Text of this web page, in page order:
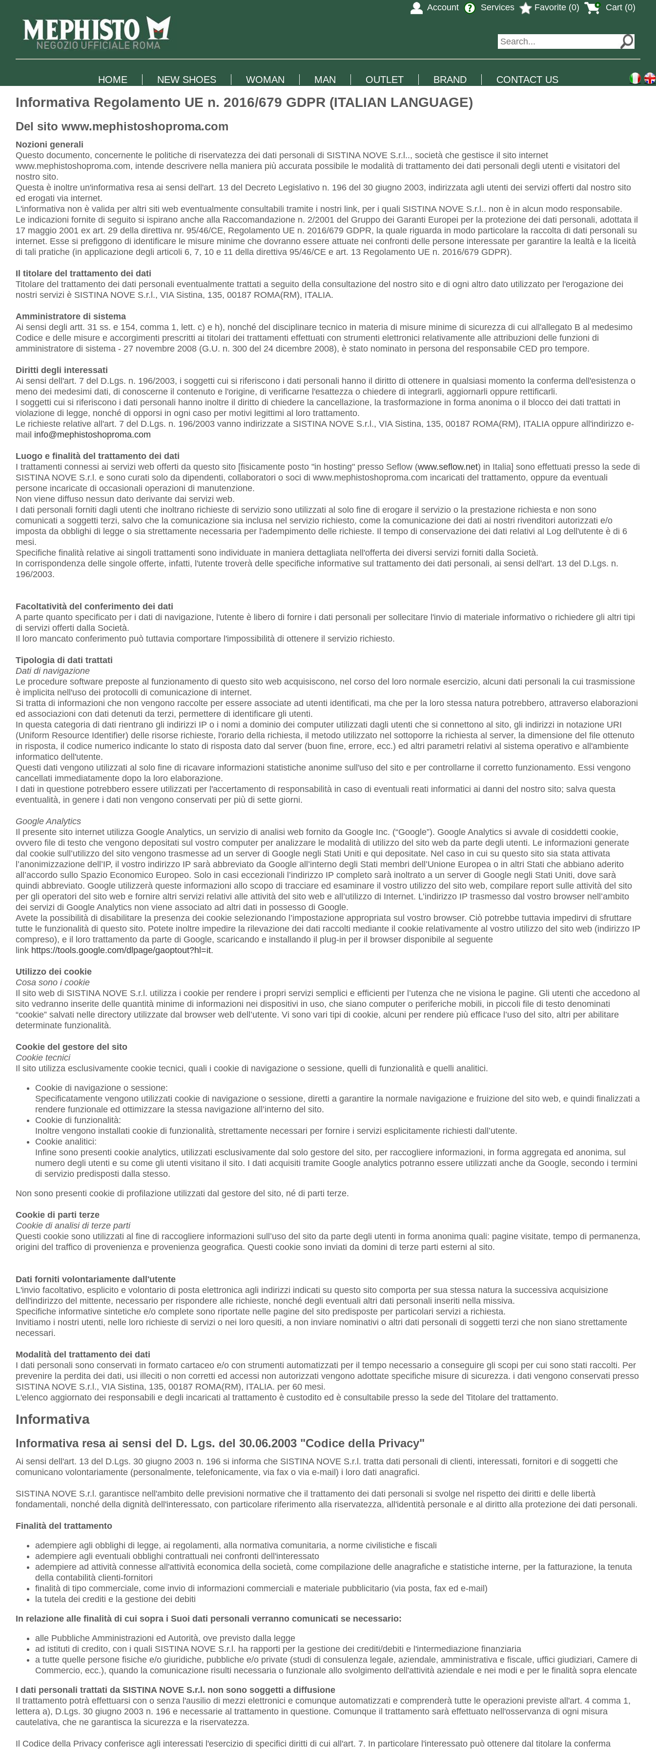
Cart (0)
Favorite (0)
Services
Account
HOME NEW SHOES WOMAN MAN OUTLET BRAND CONTACT US
Informativa Regolamento UE n. 2016/679 GDPR (ITALIAN LANGUAGE)
Del sito www.mephistoshoproma.com
Nozioni generali
Questo documento, concernente le politiche di riservatezza dei dati personali di SISTINA NOVE S.r.l.., società che gestisce il sito internet
www.mephistoshoproma.com, intende descrivere nella maniera più accurata possibile le modalità di trattamento dei dati personali degli utenti e visitatori del
nostro sito.
Questa è inoltre un'informativa resa ai sensi dell'art. 13 del Decreto Legislativo n. 196 del 30 giugno 2003, indirizzata agli utenti dei servizi offerti dal nostro sito
ed erogati via internet.
L'informativa non è valida per altri siti web eventualmente consultabili tramite i nostri link, per i quali SISTINA NOVE S.r.l.. non è in alcun modo responsabile.
Le indicazioni fornite di seguito si ispirano anche alla Raccomandazione n. 2/2001 del Gruppo dei Garanti Europei per la protezione dei dati personali, adottata il
17 maggio 2001 ex art. 29 della direttiva nr. 95/46/CE, Regolamento UE n. 2016/679 GDPR, la quale riguarda in modo particolare la raccolta di dati personali su
internet. Esse si prefiggono di identificare le misure minime che dovranno essere attuate nei confronti delle persone interessate per garantire la lealtà e la liceità
di tali pratiche (in applicazione degli articoli 6, 7, 10 e 11 della direttiva 95/46/CE e art. 13 Regolamento UE n. 2016/679 GDPR).
Il titolare del trattamento dei dati
Titolare del trattamento dei dati personali eventualmente trattati a seguito della consultazione del nostro sito e di ogni altro dato utilizzato per l'erogazione dei
nostri servizi è SISTINA NOVE S.r.l., VIA Sistina, 135, 00187 ROMA(RM), ITALIA.
Amministratore di sistema
Ai sensi degli artt. 31 ss. e 154, comma 1, lett. c) e h), nonché del disciplinare tecnico in materia di misure minime di sicurezza di cui all'allegato B al medesimo
Codice e delle misure e accorgimenti prescritti ai titolari dei trattamenti effettuati con strumenti elettronici relativamente alle attribuzioni delle funzioni di
amministratore di sistema - 27 novembre 2008 (G.U. n. 300 del 24 dicembre 2008), è stato nominato in persona del responsabile CED pro tempore.
Diritti degli interessati
Ai sensi dell'art. 7 del D.Lgs. n. 196/2003, i soggetti cui si riferiscono i dati personali hanno il diritto di ottenere in qualsiasi momento la conferma dell'esistenza o
meno dei medesimi dati, di conoscerne il contenuto e l'origine, di verificarne l'esattezza o chiedere di integrarli, aggiornarli oppure rettificarli.
I soggetti cui si riferiscono i dati personali hanno inoltre il diritto di chiedere la cancellazione, la trasformazione in forma anonima o il blocco dei dati trattati in
violazione di legge, nonché di opporsi in ogni caso per motivi legittimi al loro trattamento.
Le richieste relative all'art. 7 del D.Lgs. n. 196/2003 vanno indirizzate a SISTINA NOVE S.r.l., VIA Sistina, 135, 00187 ROMA(RM), ITALIA oppure all'indirizzo e-
mail info@mephistoshoproma.com
Luogo e finalità del trattamento dei dati
I trattamenti connessi ai servizi web offerti da questo sito [fisicamente posto "in hosting" presso Seflow (www.seflow.net) in Italia] sono effettuati presso la sede di
SISTINA NOVE S.r.l. e sono curati solo da dipendenti, collaboratori o soci di www.mephistoshoproma.com incaricati del trattamento, oppure da eventuali
persone incaricate di occasionali operazioni di manutenzione.
Non viene diffuso nessun dato derivante dai servizi web.
I dati personali forniti dagli utenti che inoltrano richieste di servizio sono utilizzati al solo fine di erogare il servizio o la prestazione richiesta e non sono
comunicati a soggetti terzi, salvo che la comunicazione sia inclusa nel servizio richiesto, come la comunicazione dei dati ai nostri rivenditori autorizzati e/o
imposta da obblighi di legge o sia strettamente necessaria per l'adempimento delle richieste. Il tempo di conservazione dei dati relativi al Log dell'utente è di 6
mesi.
Specifiche finalità relative ai singoli trattamenti sono individuate in maniera dettagliata nell'offerta dei diversi servizi forniti dalla Società.
In corrispondenza delle singole offerte, infatti, l'utente troverà delle specifiche informative sul trattamento dei dati personali, ai sensi dell'art. 13 del D.Lgs. n.
196/2003.
Facoltatività del conferimento dei dati
A parte quanto specificato per i dati di navigazione, l'utente è libero di fornire i dati personali per sollecitare l'invio di materiale informativo o richiedere gli altri tipi
di servizi offerti dalla Società.
Il loro mancato conferimento può tuttavia comportare l'impossibilità di ottenere il servizio richiesto.
Tipologia di dati trattati
Dati di navigazione
Le procedure software preposte al funzionamento di questo sito web acquisiscono, nel corso del loro normale esercizio, alcuni dati personali la cui trasmissione
è implicita nell'uso dei protocolli di comunicazione di internet.
Si tratta di informazioni che non vengono raccolte per essere associate ad utenti identificati, ma che per la loro stessa natura potrebbero, attraverso elaborazioni
ed associazioni con dati detenuti da terzi, permettere di identificare gli utenti.
In questa categoria di dati rientrano gli indirizzi IP o i nomi a dominio dei computer utilizzati dagli utenti che si connettono al sito, gli indirizzi in notazione URI
(Uniform Resource Identifier) delle risorse richieste, l'orario della richiesta, il metodo utilizzato nel sottoporre la richiesta al server, la dimensione del file ottenuto
in risposta, il codice numerico indicante lo stato di risposta dato dal server (buon fine, errore, ecc.) ed altri parametri relativi al sistema operativo e all'ambiente
informatico dell'utente.
Questi dati vengono utilizzati al solo fine di ricavare informazioni statistiche anonime sull'uso del sito e per controllarne il corretto funzionamento. Essi vengono
cancellati immediatamente dopo la loro elaborazione.
I dati in questione potrebbero essere utilizzati per l'accertamento di responsabilità in caso di eventuali reati informatici ai danni del nostro sito; salva questa
eventualità, in genere i dati non vengono conservati per più di sette giorni.
Google Analytics
Il presente sito internet utilizza Google Analytics, un servizio di analisi web fornito da Google Inc. (“Google”). Google Analytics si avvale di cosiddetti cookie,
ovvero file di testo che vengono depositati sul vostro computer per analizzare le modalità di utilizzo del sito web da parte degli utenti. Le informazioni generate
dal cookie sull’utilizzo del sito vengono trasmesse ad un server di Google negli Stati Uniti e qui depositate. Nel caso in cui su questo sito sia stata attivata
l’anonimizzazione dell’IP, il vostro indirizzo IP sarà abbreviato da Google all’interno degli Stati membri dell’Unione Europea o in altri Stati che abbiano aderito
all’accordo sullo Spazio Economico Europeo. Solo in casi eccezionali l’indirizzo IP completo sarà inoltrato a un server di Google negli Stati Uniti, dove sarà
quindi abbreviato. Google utilizzerà queste informazioni allo scopo di tracciare ed esaminare il vostro utilizzo del sito web, compilare report sulle attività del sito
per gli operatori del sito web e fornire altri servizi relativi alle attività del sito web e all’utilizzo di Internet. L’indirizzo IP trasmesso dal vostro browser nell’ambito
dei servizi di Google Analytics non viene associato ad altri dati in possesso di Google.
Avete la possibilità di disabilitare la presenza dei cookie selezionando l’impostazione appropriata sul vostro browser. Ciò potrebbe tuttavia impedirvi di sfruttare
tutte le funzionalità di questo sito. Potete inoltre impedire la rilevazione dei dati raccolti mediante il cookie relativamente al vostro utilizzo del sito web (indirizzo IP
compreso), e il loro trattamento da parte di Google, scaricando e installando il plug-in per il browser disponibile al seguente
link https://tools.google.com/dlpage/gaoptout?hl=it.
Utilizzo dei cookie
Cosa sono i cookie
Il sito web di SISTINA NOVE S.r.l. utilizza i cookie per rendere i propri servizi semplici e efficienti per l’utenza che ne visiona le pagine. Gli utenti che accedono al
sito vedranno inserite delle quantità minime di informazioni nei dispositivi in uso, che siano computer o periferiche mobili, in piccoli file di testo denominati
“cookie” salvati nelle directory utilizzate dal browser web dell’utente. Vi sono vari tipi di cookie, alcuni per rendere più efficace l’uso del sito, altri per abilitare
determinate funzionalità.
Cookie del gestore del sito
Cookie tecnici
Il sito utilizza esclusivamente cookie tecnici, quali i cookie di navigazione o sessione, quelli di funzionalità e quelli analitici.
Cookie di navigazione o sessione:
Specificatamente vengono utilizzati cookie di navigazione o sessione, diretti a garantire la normale navigazione e fruizione del sito web, e quindi finalizzati a
rendere funzionale ed ottimizzare la stessa navigazione all’interno del sito.
Cookie di funzionalità:
Inoltre vengono installati cookie di funzionalità, strettamente necessari per fornire i servizi esplicitamente richiesti dall’utente.
Cookie analitici:
Infine sono presenti cookie analytics, utilizzati esclusivamente dal solo gestore del sito, per raccogliere informazioni, in forma aggregata ed anonima, sul
numero degli utenti e su come gli utenti visitano il sito. I dati acquisiti tramite Google analytics potranno essere utilizzati anche da Google, secondo i termini
di servizio predisposti dalla stesso.
Non sono presenti cookie di profilazione utilizzati dal gestore del sito, né di parti terze.
Cookie di parti terze
Cookie di analisi di terze parti
Questi cookie sono utilizzati al fine di raccogliere informazioni sull’uso del sito da parte degli utenti in forma anonima quali: pagine visitate, tempo di permanenza,
origini del traffico di provenienza e provenienza geografica. Questi cookie sono inviati da domini di terze parti esterni al sito.
Dati forniti volontariamente dall'utente
L'invio facoltativo, esplicito e volontario di posta elettronica agli indirizzi indicati su questo sito comporta per sua stessa natura la successiva acquisizione
dell'indirizzo del mittente, necessario per rispondere alle richieste, nonché degli eventuali altri dati personali inseriti nella missiva.
Specifiche informative sintetiche e/o complete sono riportate nelle pagine del sito predisposte per particolari servizi a richiesta.
Invitiamo i nostri utenti, nelle loro richieste di servizi o nei loro quesiti, a non inviare nominativi o altri dati personali di soggetti terzi che non siano strettamente
necessari.
Modalità del trattamento dei dati
I dati personali sono conservati in formato cartaceo e/o con strumenti automatizzati per il tempo necessario a conseguire gli scopi per cui sono stati raccolti. Per
prevenire la perdita dei dati, usi illeciti o non corretti ed accessi non autorizzati vengono adottate specifiche misure di sicurezza. i dati vengono conservati presso
SISTINA NOVE S.r.l., VIA Sistina, 135, 00187 ROMA(RM), ITALIA. per 60 mesi.
L'elenco aggiornato dei responsabili e degli incaricati al trattamento è custodito ed è consultabile presso la sede del Titolare del trattamento.
Informativa
Informativa resa ai sensi del D. Lgs. del 30.06.2003 "Codice della Privacy"
Ai sensi dell'art. 13 del D.Lgs. 30 giugno 2003 n. 196 si informa che SISTINA NOVE S.r.l. tratta dati personali di clienti, interessati, fornitori e di soggetti che
comunicano volontariamente (personalmente, telefonicamente, via fax o via e-mail) i loro dati anagrafici.
SISTINA NOVE S.r.l. garantisce nell'ambito delle previsioni normative che il trattamento dei dati personali si svolge nel rispetto dei diritti e delle libertà
fondamentali, nonché della dignità dell'interessato, con particolare riferimento alla riservatezza, all'identità personale e al diritto alla protezione dei dati personali.
Finalità del trattamento
adempiere agli obblighi di legge, ai regolamenti, alla normativa comunitaria, a norme civilistiche e fiscali
adempiere agli eventuali obblighi contrattuali nei confronti dell'interessato
adempiere ad attività connesse all'attività economica della società, come compilazione delle anagrafiche e statistiche interne, per la fatturazione, la tenuta
della contabilità clienti-fornitori
finalità di tipo commerciale, come invio di informazioni commerciali e materiale pubblicitario (via posta, fax ed e-mail)
la tutela dei crediti e la gestione dei debiti
In relazione alle finalità di cui sopra i Suoi dati personali verranno comunicati se necessario:
alle Pubbliche Amministrazioni ed Autorità, ove previsto dalla legge
ad istituti di credito, con i quali SISTINA NOVE S.r.l. ha rapporti per la gestione dei crediti/debiti e l'intermediazione finanziaria
a tutte quelle persone fisiche e/o giuridiche, pubbliche e/o private (studi di consulenza legale, aziendale, amministrativa e fiscale, uffici giudiziari, Camere di
Commercio, ecc.), quando la comunicazione risulti necessaria o funzionale allo svolgimento dell'attività aziendale e nei modi e per le finalità sopra elencate
I dati personali trattati da SISTINA NOVE S.r.l. non sono soggetti a diffusione
Il trattamento potrà effettuarsi con o senza l'ausilio di mezzi elettronici e comunque automatizzati e comprenderà tutte le operazioni previste all'art. 4 comma 1,
lettera a), D.Lgs. 30 giugno 2003 n. 196 e necessarie al trattamento in questione. Comunque il trattamento sarà effettuato nell'osservanza di ogni misura
cautelativa, che ne garantisca la sicurezza e la riservatezza.
Il Codice della Privacy conferisce agli interessati l'esercizio di specifici diritti di cui all'art. 7. In particolare l'interessato può ottenere dal titolare la conferma